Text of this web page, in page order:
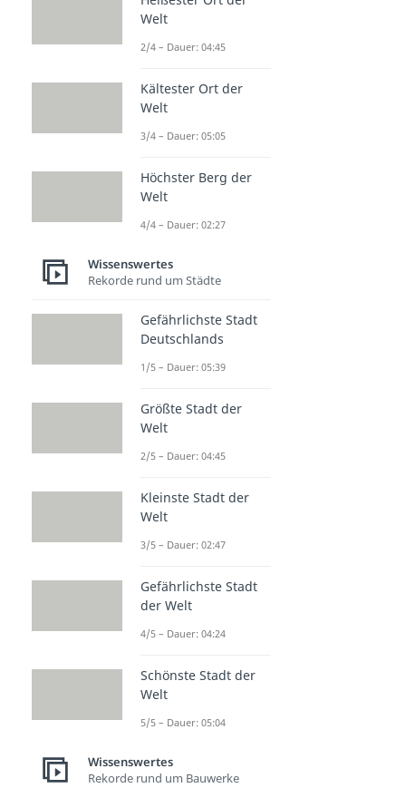
Welt
2/4 – Dauer: 04:45
Kältester Ort der
Welt
3/4 – Dauer: 05:05
Höchster Berg der
Welt
4/4 – Dauer: 02:27
Wissenswertes
Rekorde rund um Städte
Gefährlichste Stadt
Deutschlands
1/5 – Dauer: 05:39
Größte Stadt der
Welt
2/5 – Dauer: 04:45
Kleinste Stadt der
Welt
3/5 – Dauer: 02:47
Gefährlichste Stadt
der Welt
4/5 – Dauer: 04:24
Schönste Stadt der
Welt
5/5 – Dauer: 05:04
Wissenswertes
Rekorde rund um Bauwerke